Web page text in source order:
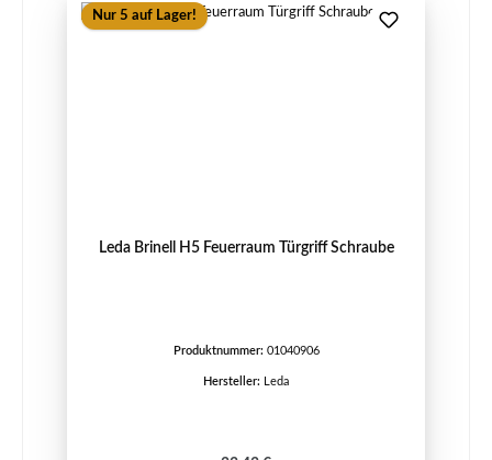
Nur 5 auf Lager!
Leda Brinell H5 Feuerraum Türgriff Schraube
Produktnummer: 01040906
Hersteller: Leda